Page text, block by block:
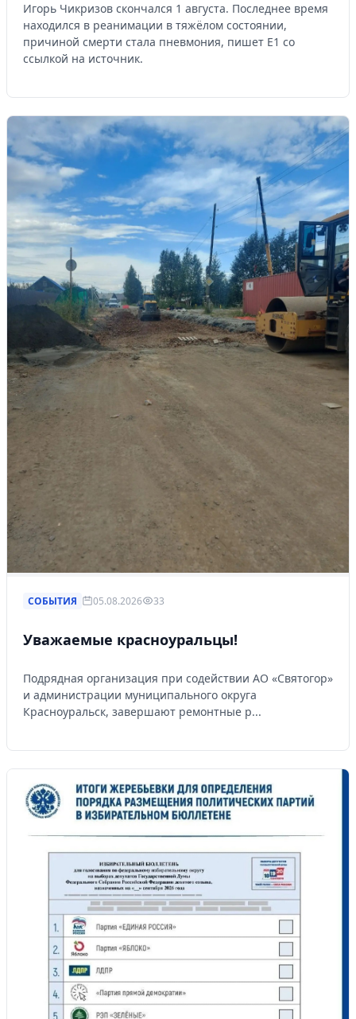
Игорь Чикризов скончался 1 августа. Последнее время
находился в реанимации в тяжёлом состоянии,
причиной смерти стала пневмония, пишет Е1 со
ссылкой на источник.
СОБЫТИЯ 05.08.2026 33
Уважаемые красноуральцы!
Подрядная организация при содействии АО «Святогор»
и администрации муниципального округа
Красноуральск, завершают ремонтные р...